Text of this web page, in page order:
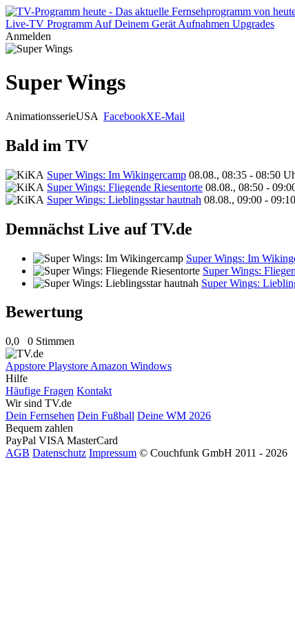
Live-TV Programm Auf Deinem Gerät Aufnahmen Upgrades
Anmelden
Super Wings
AnimationsserieUSA FacebookXE-Mail
Bald im TV
Super Wings: Im Wikingercamp 08.08., 08:35 - 08:50
Super Wings: Fliegende Riesentorte 08.08., 08:50 -
Super Wings: Lieblingsstar hautnah 08.08., 09:00 -
Demnächst Live auf TV.de
Super Wings: Im
Super Wings:
Super Wings:
Bewertung
0,0 0 Stimmen
Appstore Playstore Amazon Windows
Hilfe
Häufige Fragen Kontakt
Wir sind TV.de
Dein Fernsehen Dein Fußball Deine WM 2026
Bequem zahlen
PayPal VISA MasterCard
AGB Datenschutz Impressum © Couchfunk GmbH 2011 - 2026